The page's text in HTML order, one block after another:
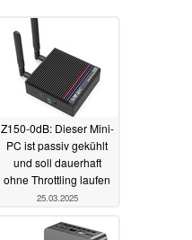
Z150-0dB: Dieser Mini-
PC ist passiv gekühlt
und soll dauerhaft
ohne Throttling laufen
25.03.2025